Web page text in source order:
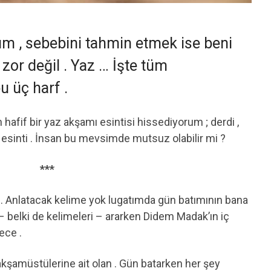
, sebebini tahmin etmek ise beni
değil . Yaz … İşte tüm
üç harf .
hafif bir yaz akşamı esintisi hissediyorum ; derdi ,
esinti . İnsan bu mevsimde mutsuz olabilir mi ?
***
. Anlatacak kelime yok lugatımda gün batımının bana
de kelimeleri – ararken Didem Madak’ın iç
.
ait olan . Gün batarken her şey